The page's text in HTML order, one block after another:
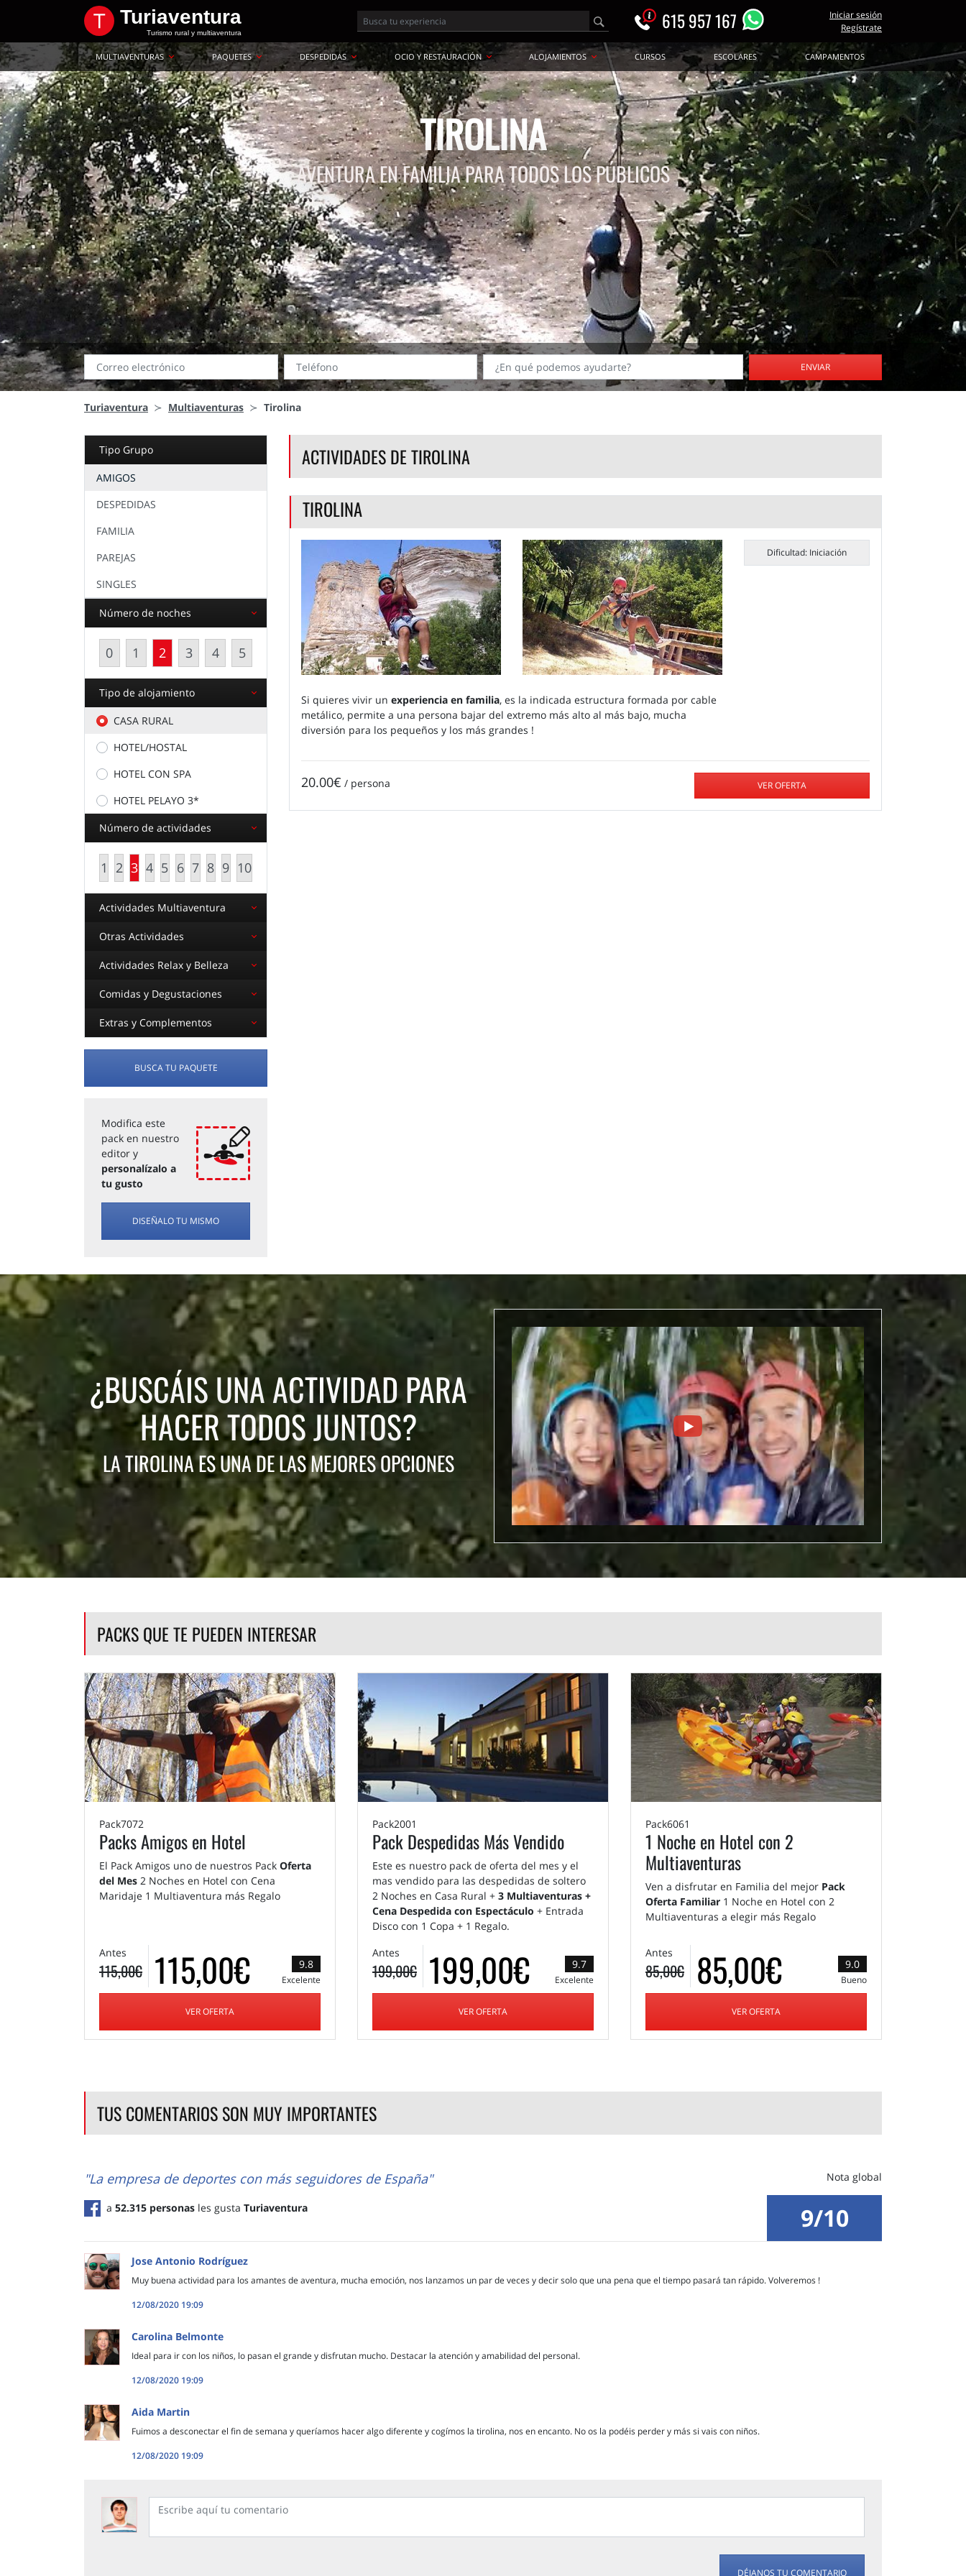
Turiaventura
Turismo rural y multiaventura 615 957 167
Iniciar sesión
Regístrate
MULTIAVENTURAS PAQUETES DESPEDIDAS OCIO Y RESTAURACIÓN ALOJAMIENTOS CURSOS ESCOLARES CAMPAMENTOS
TIROLINA
AVENTURA EN FAMILIA PARA TODOS LOS PÚBLICOS
ENVIAR
Turiaventura Multiaventuras Tirolina
Tipo Grupo
AMIGOS
DESPEDIDAS
FAMILIA
PAREJAS
SINGLES
Número de noches
0 1 2 3 4 5
Tipo de alojamiento
CASA RURAL
HOTEL/HOSTAL
HOTEL CON SPA
HOTEL PELAYO 3*
Número de actividades
1 2 3 4 5 6 7 8 9 10
Actividades Multiaventura
Otras Actividades
Actividades Relax y Belleza
Comidas y Degustaciones
Extras y Complementos
BUSCA TU PAQUETE
Modifica este
pack en nuestro
editor y
personalízalo a
tu gusto
DISEÑALO TU MISMO
ACTIVIDADES DE TIROLINA
TIROLINA
Si quieres vivir un experiencia en familia, es la indicada estructura formada por cable
metálico, permite a una persona bajar del extremo más alto al más bajo, mucha
diversión para los pequeños y los más grandes !
Dificultad: Iniciación
20.00€ / persona VER OFERTA
¿BUSCÁIS UNA ACTIVIDAD PARA
HACER TODOS JUNTOS?
LA TIROLINA ES UNA DE LAS MEJORES OPCIONES
PACKS QUE TE PUEDEN INTERESAR
Pack7072
Packs Amigos en Hotel
El Pack Amigos uno de nuestros Pack Oferta
del Mes 2 Noches en Hotel con Cena
Maridaje 1 Multiaventura más Regalo
Antes
115,00€ 115,00€ 9.8
Excelente
VER OFERTA
Pack2001
Pack Despedidas Más Vendido
Este es nuestro pack de oferta del mes y el
mas vendido para las despedidas de soltero
2 Noches en Casa Rural + 3 Multiaventuras +
Cena Despedida con Espectáculo + Entrada
Disco con 1 Copa + 1 Regalo.
Antes
199,00€ 199,00€ 9.7
Excelente
VER OFERTA
Pack6061
1 Noche en Hotel con 2
Multiaventuras
Ven a disfrutar en Familia del mejor Pack
Oferta Familiar 1 Noche en Hotel con 2
Multiaventuras a elegir más Regalo
Antes
85,00€ 85,00€ 9.0
Bueno
VER OFERTA
TUS COMENTARIOS SON MUY IMPORTANTES
"La empresa de deportes con más seguidores de España"
a 52.315 personas les gusta Turiaventura
Nota global
9/10
Jose Antonio Rodríguez
Muy buena actividad para los amantes de aventura, mucha emoción, nos lanzamos un par de veces y decir solo que una pena que el tiempo pasará tan rápido. Volveremos !
12/08/2020 19:09
Carolina Belmonte
Ideal para ir con los niños, lo pasan el grande y disfrutan mucho. Destacar la atención y amabilidad del personal.
12/08/2020 19:09
Aida Martin
Fuimos a desconectar el fin de semana y queríamos hacer algo diferente y cogímos la tirolina, nos en encanto. No os la podéis perder y más si vais con niños.
12/08/2020 19:09
DÉJANOS TU COMENTARIO